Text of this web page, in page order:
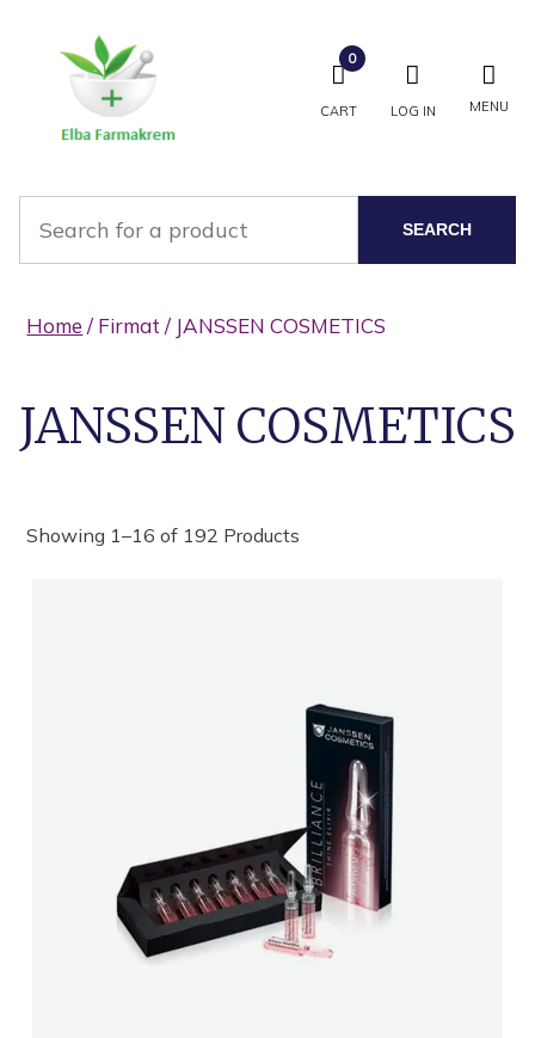
CART
0
LOG IN MENU
SEARCH
Home / Firmat / JANSSEN COSMETICS
JANSSEN COSMETICS
Showing 1–16 of 192 Products